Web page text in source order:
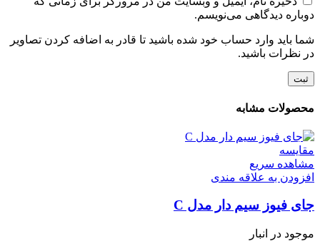
دوباره دیدگاهی می‌نویسم.
شما باید وارد حساب خود شده باشید تا قادر به اضافه کردن تصاویر
در نظرات باشید.
محصولات مشابه
مقایسه
مشاهده سریع
افزودن به علاقه مندی
جای فیوز سیم دار مدل C
موجود در انبار